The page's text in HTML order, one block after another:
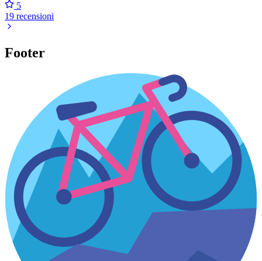
5
19 recensioni
Footer